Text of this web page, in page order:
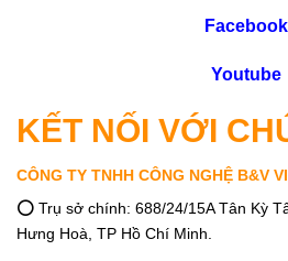
Facebook
Youtube
KẾT NỐI VỚI
CÔNG TY TNHH CÔNG NGHỆ B&V
⭕️ Trụ sở chính: 688/24/15A Tân Kỳ
Hưng Hoà, TP Hồ Chí Minh.